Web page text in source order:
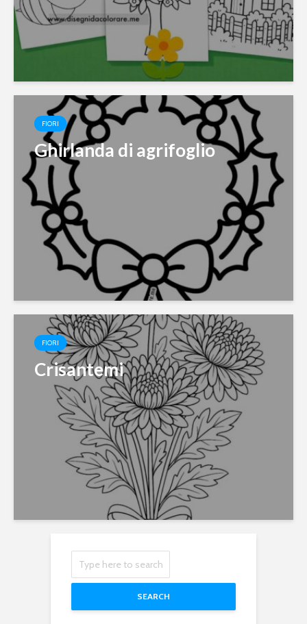
FIORI
Ghirlanda di agrifoglio
FIORI
Crisantemi
SEARCH